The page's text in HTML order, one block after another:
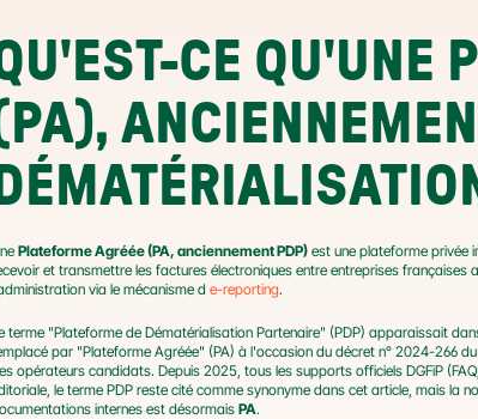
CE QU'UNE
Plateforme Agréée (PA, anciennement PDP) est une plateforme privée
et transmettre les factures électroniques entre entreprises
via le mécanisme d e-reporting.
terme "Plateforme de Dématérialisation Partenaire" (PDP) apparaissait
par "Plateforme Agréée" (PA) à l'occasion du décret n° 2024-266
opérateurs candidats. Depuis 2025, tous les supports officiels DGFiP
le terme PDP reste cité comme synonyme dans cet article, mais la
internes est désormais PA.